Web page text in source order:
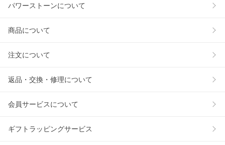
パワーストーンについて
商品について
注文について
返品・交換・修理について
会員サービスについて
ギフトラッピングサービス